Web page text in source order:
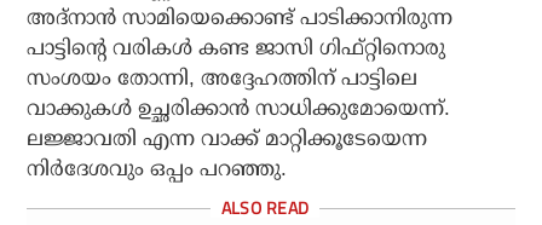
അദ്‌നാൻ സാമിയെക്കൊണ്ട് പാടിക്കാനിരുന്ന
പാട്ടിന്റെ വരികൾ കണ്ട ജാസി ഗിഫ്റ്റിനൊരു
സംശയം തോന്നി, അദ്ദേഹത്തിന് പാട്ടിലെ
വാക്കുകൾ ഉച്ഛരിക്കാൻ സാധിക്കുമോയെന്ന്.
ലജ്ജാവതി എന്ന വാക്ക് മാറ്റിക്കൂടേയെന്ന
നിർദേശവും ഒപ്പം പറഞ്ഞു.